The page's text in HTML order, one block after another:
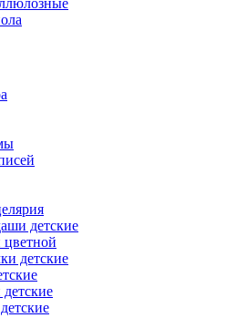
детские
цветной
детские